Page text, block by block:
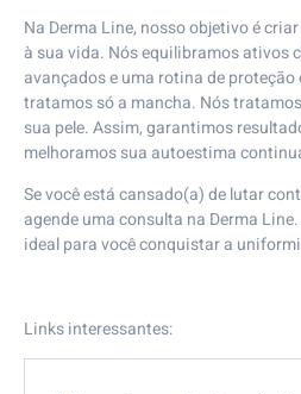
Na Derma Line, nosso objetivo é
à sua vida. Nós equilibramos ativos
avançados e uma rotina de proteção
tratamos só a mancha. Nós
sua pele. Assim, garantimos
melhoramos sua autoestima
Se você está cansado(a) de lutar
agende uma consulta na Derma
ideal para você conquistar a
Links interessantes: